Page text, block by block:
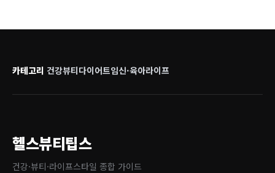
카테고리 건강뷰티다이어트임신·육아라이프
헬스뷰티팁스
건강·뷰티·라이프스타일 종합 가이드